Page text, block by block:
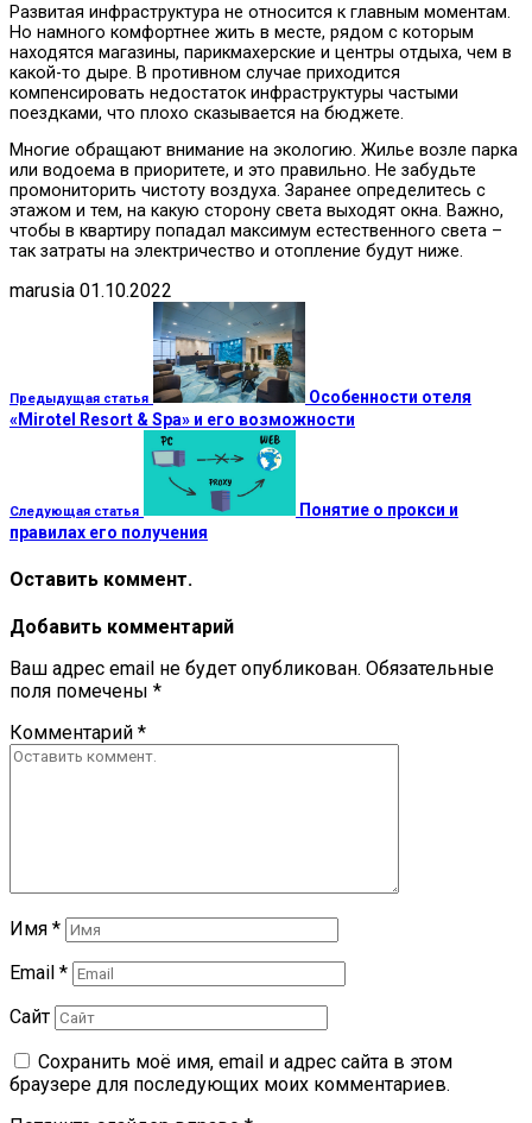
Развитая инфраструктура не относится к главным моментам.
Но намного комфортнее жить в месте, рядом с которым
находятся магазины, парикмахерские и центры отдыха, чем в
какой-то дыре. В противном случае приходится
компенсировать недостаток инфраструктуры частыми
поездками, что плохо сказывается на бюджете.
Многие обращают внимание на экологию. Жилье возле парка
или водоема в приоритете, и это правильно. Не забудьте
промониторить чистоту воздуха. Заранее определитесь с
этажом и тем, на какую сторону света выходят окна. Важно,
чтобы в квартиру попадал максимум естественного света –
так затраты на электричество и отопление будут ниже.
marusia 01.10.2022
Предыдущая статья
Особенности отеля
«Mirotel Resort & Spa» и его возможности
Следующая статья
Понятие о прокси и
правилах его получения
Оставить коммент.
Добавить комментарий
Ваш адрес email не будет опубликован. Обязательные
поля помечены *
Комментарий *
Имя *
Email *
Сайт
Сохранить моё имя, email и адрес сайта в этом
браузере для последующих моих комментариев.